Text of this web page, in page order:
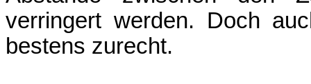
verringert werden. Doch
bestens zurecht.